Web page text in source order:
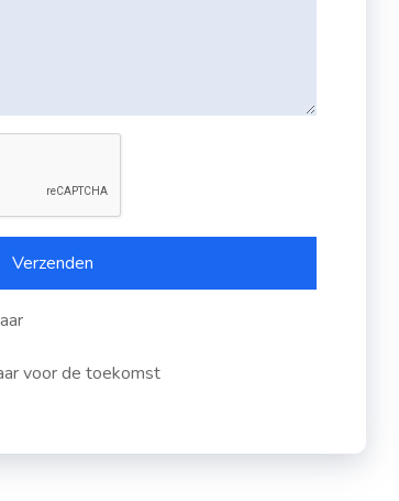
Verzenden
voor de toekomst